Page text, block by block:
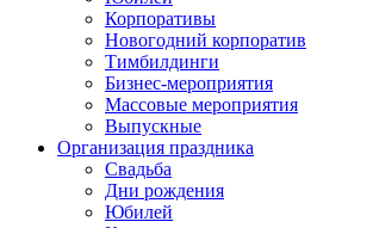
Корпоративы
Новогодний корпоратив
Тимбилдинги
Бизнес-мероприятия
Массовые мероприятия
Выпускные
Организация праздника
Свадьба
Дни рождения
Юбилей